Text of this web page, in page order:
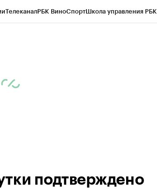
ТелеканалРБК ВиноСпортШкола управления РБК
подтверждено